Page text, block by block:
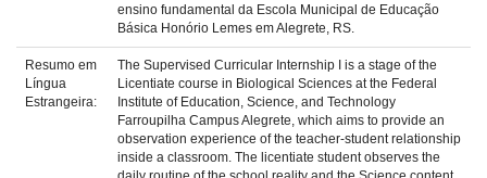
ensino fundamental da Escola Municipal de Educação
Básica Honório Lemes em Alegrete, RS.
Resumo em
Língua
Estrangeira:
The Supervised Curricular Internship I is a stage of the
Licentiate course in Biological Sciences at the Federal
Institute of Education, Science, and Technology
Farroupilha Campus Alegrete, which aims to provide an
observation experience of the teacher-student relationship
inside a classroom. The licentiate student observes the